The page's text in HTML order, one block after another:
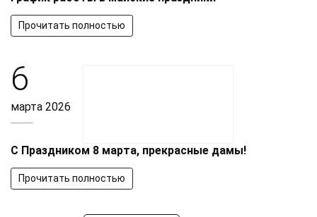
Прочитать полностью
6
марта 2026
С Праздником 8 марта, прекрасные дамы!
Прочитать полностью